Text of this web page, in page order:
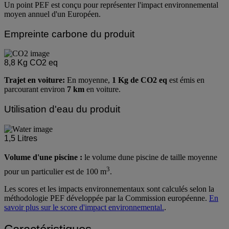
Un point PEF est conçu pour représenter l'impact environnemental
moyen annuel d'un Européen.
Empreinte carbone du produit
8,8 Kg CO2 eq
Trajet en voiture: En moyenne, 1 Kg de CO2 eq est émis en
parcourant environ 7 km en voiture.
Utilisation d'eau du produit
1,5 Litres
Volume d'une piscine : le volume dune piscine de taille moyenne
pour un particulier est de 100 m3.
Les scores et les impacts environnementaux sont calculés selon la
méthodologie PEF développée par la Commission européenne. En
savoir plus sur le score d'impact environnemental..